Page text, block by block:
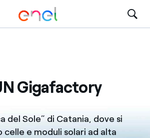
Gigafactory
del Sole” di Catania, dove si
celle e moduli solari ad alta